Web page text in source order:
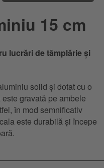
15 cm
lucrări de tâmplărie și
solid și dotat cu o
gravată pe ambele
în mod semnificativ
este durabilă și începe